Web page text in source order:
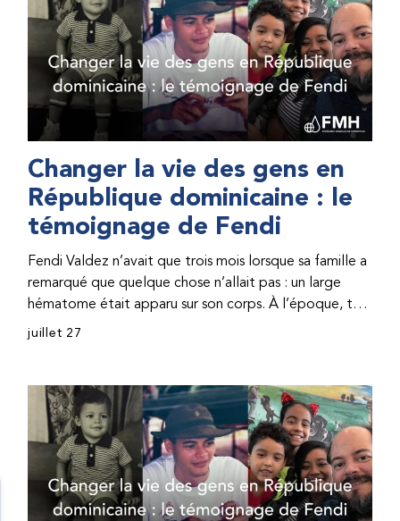
Changer la vie des gens en
République dominicaine : le
témoignage de Fendi
Fendi Valdez n’avait que trois mois lorsque sa famille a
remarqué que quelque chose n’allait pas : un large
hématome était apparu sur son corps. À l’époque, très
peu de professionnel·les de santé de République
correct, le traitement était encore largement
indisponible. Les concentrés de facteur étaient chers
et difficiles à se procurer. Afin que son traitement dure
plus longtemps, Fendi prenait parfois une dose
inférieure à celle prescrite. À cause de ces soins limités,
il avait fréquemment des saignements, manquait
juillet 27